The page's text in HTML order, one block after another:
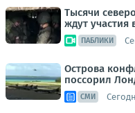
Тысячи
ждут
ПАБЛИКИ
Острова
поссорил
СМИ